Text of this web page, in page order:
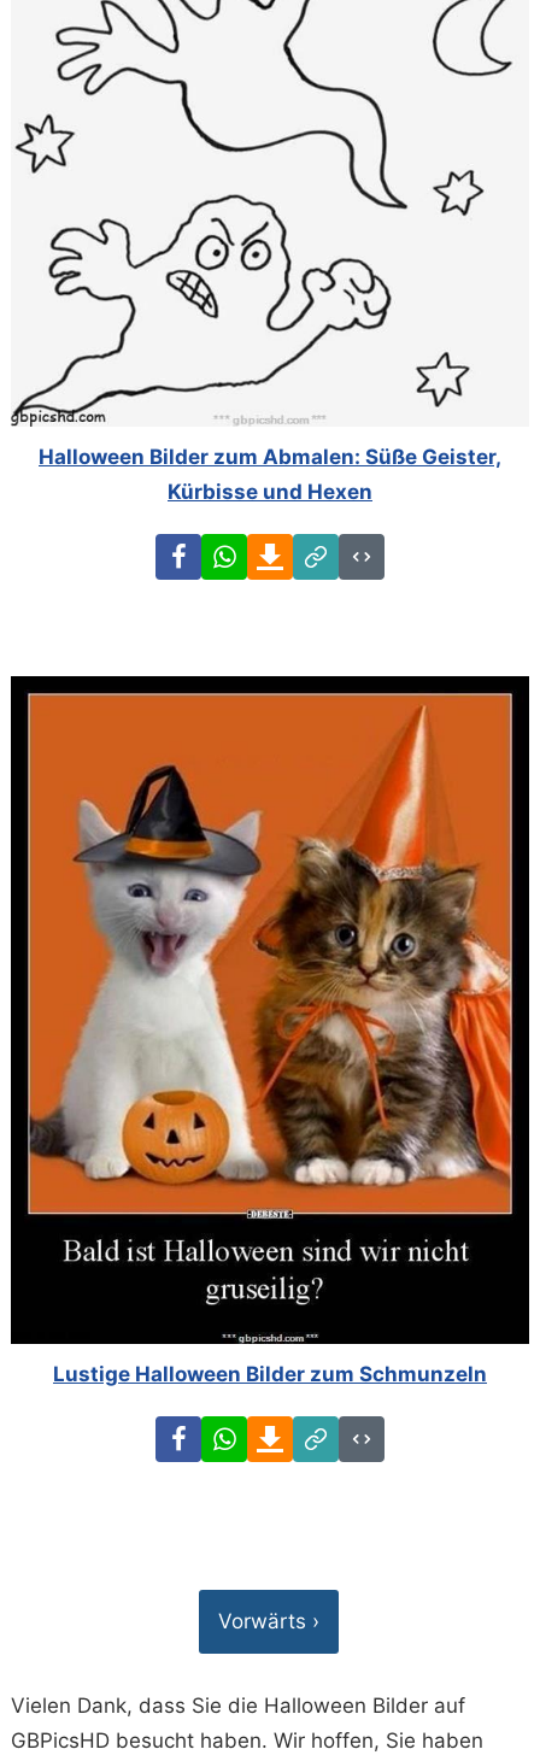
Halloween Bilder zum Abmalen: Süße Geister,
Kürbisse und Hexen
FacebookWhatsAppDownload
Link
Code
Lustige Halloween Bilder zum Schmunzeln
FacebookWhatsAppDownload
Link
Code
Vorwärts ›
Vielen Dank, dass Sie die Halloween Bilder auf
GBPicsHD besucht haben. Wir hoffen, Sie haben